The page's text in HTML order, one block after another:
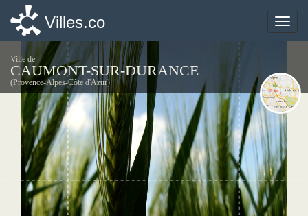
Toggle
Villes.co
Ville de
CAUMONT-SUR-DURANCE
(Provence-Alpes-Côte d'Azur)
Toggle
Villes.co